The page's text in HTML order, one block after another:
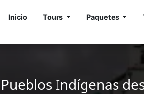
Inicio Tours Paquetes
Pueblos Indígenas